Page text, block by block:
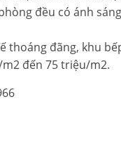
đều có ánh
thoáng đãng, khu
đến 75 triệu/m2.